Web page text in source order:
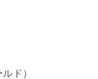
ド）